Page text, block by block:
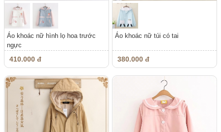
Áo khoác nữ hình lọ hoa trước
ngực
410.000 đ
Áo khoác nữ túi có tai
380.000 đ